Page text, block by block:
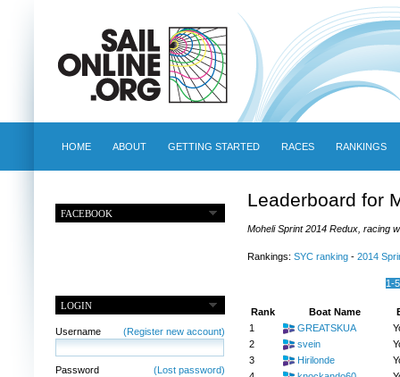
HOME ABOUT GETTING STARTED RACES RANKINGS
FACEBOOK
LOGIN
Username (Register new account)
Password (Lost password)
Leaderboard for
Moheli Sprint 2014 Redux, racing
Rankings: SYC ranking- 2014
1-
Rank Boat Name
1
GREATSKUA
2
svein
3
Hirilonde